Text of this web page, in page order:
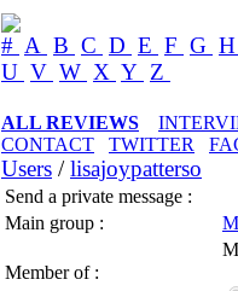
# A B C D E F G
U V W X Y Z
ALL REVIEWS
CONTACT
TWITTER
Users /lisajoypatterso
Send a private message :
Main group :
Member of :